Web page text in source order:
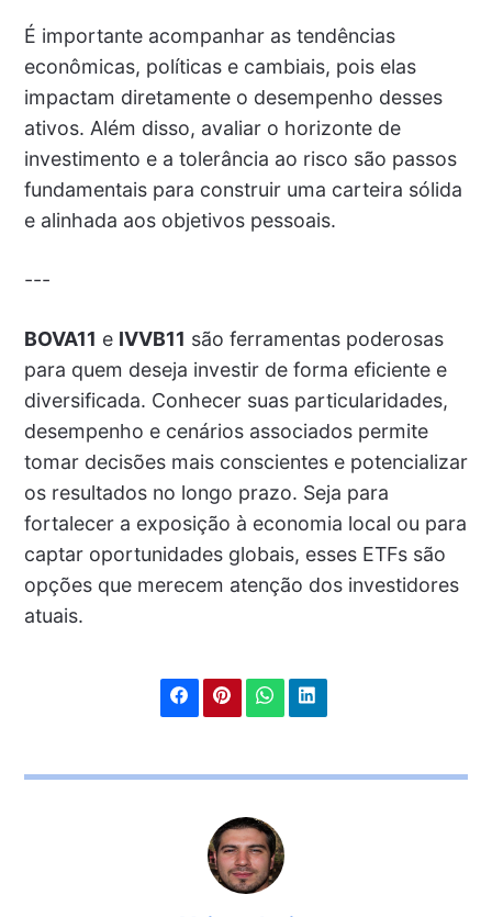
É importante acompanhar as tendências
econômicas, políticas e cambiais, pois elas
impactam diretamente o desempenho desses
ativos. Além disso, avaliar o horizonte de
investimento e a tolerância ao risco são passos
fundamentais para construir uma carteira sólida
e alinhada aos objetivos pessoais.
---
BOVA11 e IVVB11 são ferramentas poderosas
para quem deseja investir de forma eficiente e
diversificada. Conhecer suas particularidades,
desempenho e cenários associados permite
tomar decisões mais conscientes e potencializar
os resultados no longo prazo. Seja para
fortalecer a exposição à economia local ou para
captar oportunidades globais, esses ETFs são
opções que merecem atenção dos investidores
atuais.